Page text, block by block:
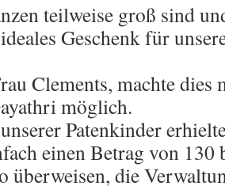
teilweise groß sind
Geschenk für
Clements, machte
möglich.
Patenkinder
einen Betrag von 130
überweisen, die